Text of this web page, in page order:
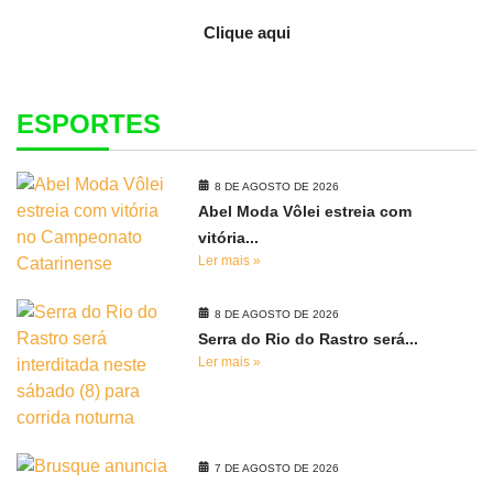
Clique aqui
ESPORTES
8 DE AGOSTO DE 2026
Abel Moda Vôlei estreia com
vitória...
Ler mais »
8 DE AGOSTO DE 2026
Serra do Rio do Rastro será...
Ler mais »
7 DE AGOSTO DE 2026